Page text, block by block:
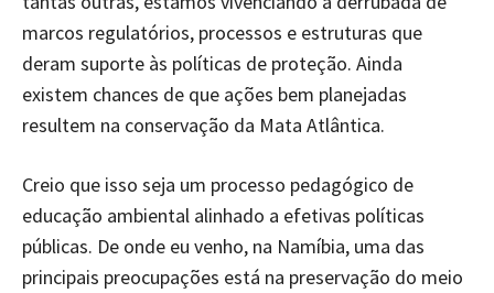
marcos regulatórios, processos e estruturas que
deram suporte às políticas de proteção. Ainda
existem chances de que ações bem planejadas
resultem na conservação da Mata Atlântica.
Creio que isso seja um processo pedagógico de
educação ambiental alinhado a efetivas políticas
públicas. De onde eu venho, na Namíbia, uma das
principais preocupações está na preservação do meio